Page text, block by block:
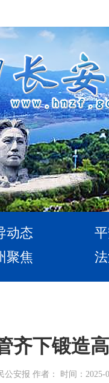
动态
聚焦
齐下锻造
安报 作者： 时间：2025-